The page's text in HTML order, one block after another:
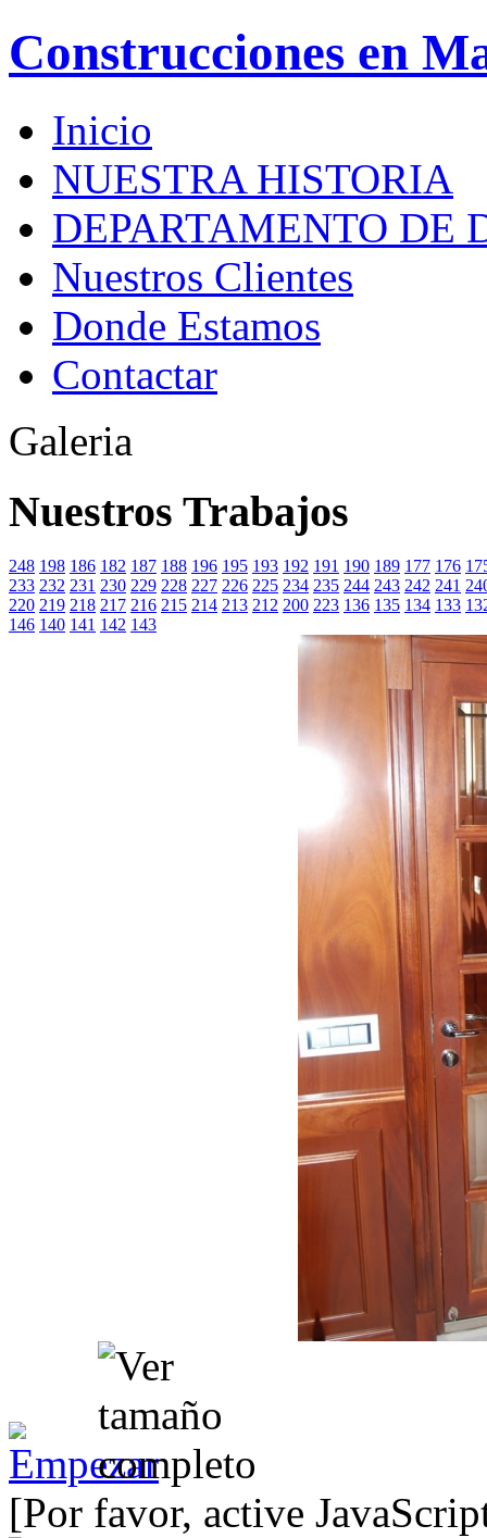
Construcciones en
Inicio
NUESTRA HISTORIA
DEPARTAMENTO DE
Nuestros Clientes
Donde Estamos
Contactar
Galeria
Nuestros Trabajos
248 198 186 182 187 188 196 195 193 192 191 190 189 177 176
233 232 231 230 229 228 227 226 225 234 235 244 243 242 241
220 219 218 217 216 215 214 213 212 200 223 136 135 134 133
146 140 141 142 143
[Por favor, active